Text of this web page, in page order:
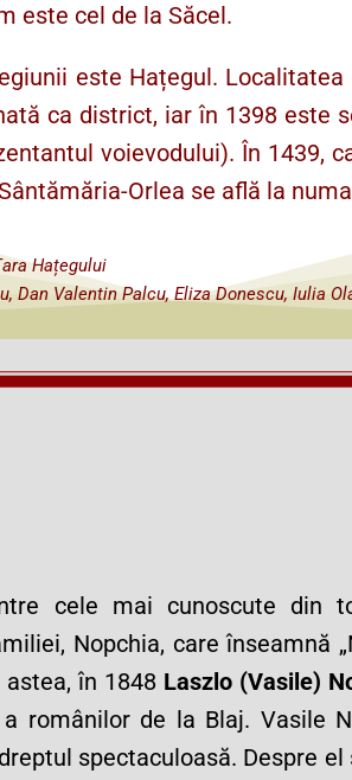
este cel de la Săcel.
este Hațegul.
ca district, iar în 1398 este
voievodului). În 1439,
Orlea se află la
Hațegului
Dan Valentin Palcu, Eliza Donescu, Iulia
cele mai cunoscute din
Nopchia, care înseamnă
în 1848 Laszlo (Vasile)
românilor de la Blaj. Vasile
spectaculoasă. Despre